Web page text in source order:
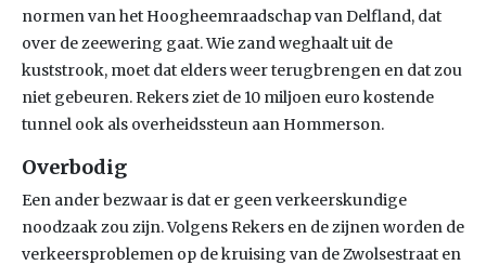
normen van het Hoogheemraadschap van Delfland, dat
over de zeewering gaat. Wie zand weghaalt uit de
kuststrook, moet dat elders weer terugbrengen en dat zou
niet gebeuren. Rekers ziet de 10 miljoen euro kostende
tunnel ook als overheidssteun aan Hommerson.
Overbodig
Een ander bezwaar is dat er geen verkeerskundige
noodzaak zou zijn. Volgens Rekers en de zijnen worden de
verkeersproblemen op de kruising van de Zwolsestraat en